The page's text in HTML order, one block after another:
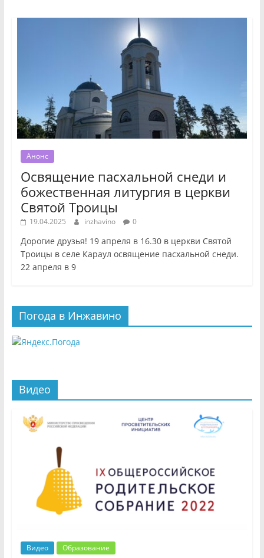
Анонс
Освящение пасхальной снеди и
божественная литургия в церкви
Святой Троицы
19.04.2025 inzhavino 0
Дорогие друзья! 19 апреля в 16.30 в церкви Святой
Троицы в селе Караул освящение пасхальной снеди.
22 апреля в 9
Погода в Инжавино
Видео
Видео Образование